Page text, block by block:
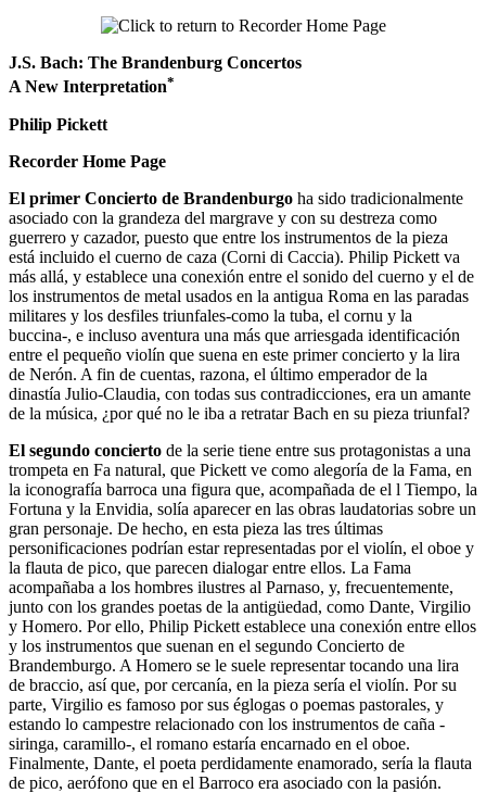
J.S. Bach: The Brandenburg Concertos
A New Interpretation*
Philip Pickett
Recorder Home Page
El primer Concierto de Brandenburgo ha sido tradicionalmente
asociado con la grandeza del margrave y con su destreza como
guerrero y cazador, puesto que entre los instrumentos de la pieza
está incluido el cuerno de caza (Corni di Caccia). Philip Pickett va
más allá, y establece una conexión entre el sonido del cuerno y el de
los instrumentos de metal usados en la antigua Roma en las paradas
militares y los desfiles triunfales-como la tuba, el cornu y la
buccina-, e incluso aventura una más que arriesgada identificación
entre el pequeño violín que suena en este primer concierto y la lira
de Nerón. A fin de cuentas, razona, el último emperador de la
dinastía Julio-Claudia, con todas sus contradicciones, era un amante
de la música, ¿por qué no le iba a retratar Bach en su pieza triunfal?
El segundo concierto de la serie tiene entre sus protagonistas a una
trompeta en Fa natural, que Pickett ve como alegoría de la Fama, en
la iconografía barroca una figura que, acompañada de el l Tiempo, la
Fortuna y la Envidia, solía aparecer en las obras laudatorias sobre un
gran personaje. De hecho, en esta pieza las tres últimas
personificaciones podrían estar representadas por el violín, el oboe y
la flauta de pico, que parecen dialogar entre ellos. La Fama
acompañaba a los hombres ilustres al Parnaso, y, frecuentemente,
junto con los grandes poetas de la antigüedad, como Dante, Virgilio
y Homero. Por ello, Philip Pickett establece una conexión entre ellos
y los instrumentos que suenan en el segundo Concierto de
Brandemburgo. A Homero se le suele representar tocando una lira
de braccio, así que, por cercanía, en la pieza sería el violín. Por su
parte, Virgilio es famoso por sus églogas o poemas pastorales, y
estando lo campestre relacionado con los instrumentos de caña -
siringa, caramillo-, el romano estaría encarnado en el oboe.
Finalmente, Dante, el poeta perdidamente enamorado, sería la flauta
de pico, aerófono que en el Barroco era asociado con la pasión.